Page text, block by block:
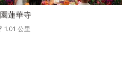
蓮華寺
1.01 公里